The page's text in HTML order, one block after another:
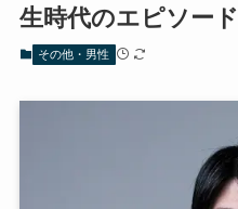
生時代のエピソード
その他・男性